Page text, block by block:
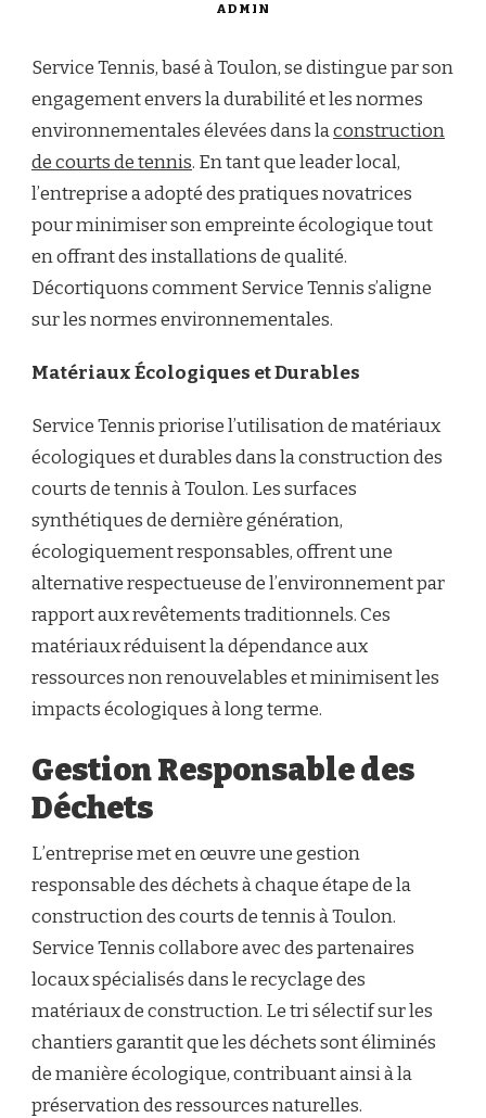
ADMIN
Service Tennis, basé à Toulon, se distingue par son
engagement envers la durabilité et les normes
environnementales élevées dans laconstruction
de courts de tennis. En tant que leader local,
l’entreprise a adopté des pratiques novatrices
pour minimiser son empreinte écologique tout
en offrant des installations de qualité.
Décortiquons comment Service Tennis s’aligne
sur les normes environnementales.
Matériaux Écologiques et Durables
Service Tennis priorise l’utilisation de matériaux
écologiques et durables dans la construction des
courts de tennis à Toulon. Les surfaces
synthétiques de dernière génération,
écologiquement responsables, offrent une
alternative respectueuse de l’environnement par
rapport aux revêtements traditionnels. Ces
matériaux réduisent la dépendance aux
ressources non renouvelables et minimisent les
impacts écologiques à long terme.
Gestion Responsable des
Déchets
L’entreprise met en œuvre une gestion
responsable des déchets à chaque étape de la
construction des courts de tennis à Toulon.
Service Tennis collabore avec des partenaires
locaux spécialisés dans le recyclage des
matériaux de construction. Le tri sélectif sur les
chantiers garantit que les déchets sont éliminés
de manière écologique, contribuant ainsi à la
préservation des ressources naturelles.